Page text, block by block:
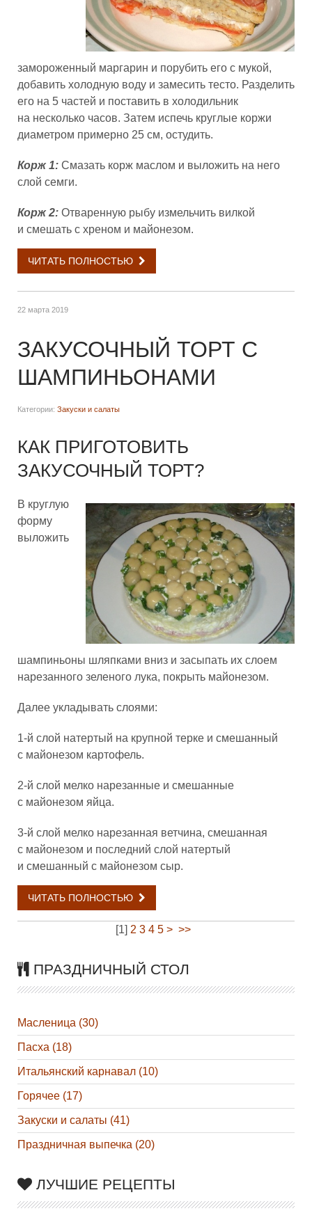
замороженный маргарин и порубить его с мукой,
добавить холодную воду и замесить тесто. Разделить
его на 5 частей и поставить в холодильник
на несколько часов. Затем испечь круглые коржи
диаметром примерно 25 см, остудить.
Корж 1: Смазать корж маслом и выложить на него
слой семги.
Корж 2: Отваренную рыбу измельчить вилкой
и смешать с хреном и майонезом.
ЧИТАТЬ ПОЛНОСТЬЮ
22 марта 2019
ЗАКУСОЧНЫЙ ТОРТ С
ШАМПИНЬОНАМИ
Категории: Закуски и салаты
КАК ПРИГОТОВИТЬ
ЗАКУСОЧНЫЙ ТОРТ?
В круглую
форму
выложить
шампиньоны шляпками вниз и засыпать их слоем
нарезанного зеленого лука, покрыть майонезом.
Далее укладывать слоями:
1-й слой натертый на крупной терке и смешанный
с майонезом картофель.
2-й слой мелко нарезанные и смешанные
с майонезом яйца.
3-й слой мелко нарезанная ветчина, смешанная
с майонезом и последний слой натертый
и смешанный с майонезом сыр.
ЧИТАТЬ ПОЛНОСТЬЮ
[1] 2 3 4 5 > >>
ПРАЗДНИЧНЫЙ СТОЛ
Масленица (30)
Пасха (18)
Итальянский карнавал (10)
Горячее (17)
Закуски и салаты (41)
Праздничная выпечка (20)
ЛУЧШИЕ РЕЦЕПТЫ